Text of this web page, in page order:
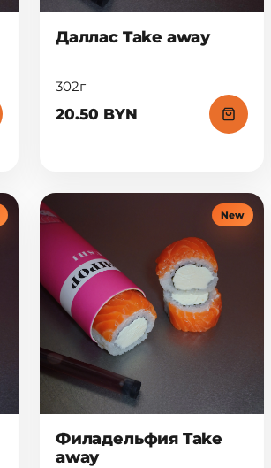
Даллас Take away
302г
20.50 BYN
New
Филадельфия Take
away